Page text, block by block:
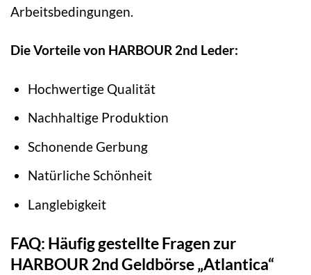
Arbeitsbedingungen.
Die Vorteile von HARBOUR 2nd Leder:
Hochwertige Qualität
Nachhaltige Produktion
Schonende Gerbung
Natürliche Schönheit
Langlebigkeit
FAQ: Häufig gestellte Fragen zur
HARBOUR 2nd Geldbörse „Atlantica“